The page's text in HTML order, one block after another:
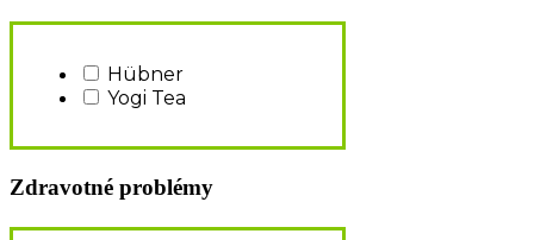
Hübner
Yogi Tea
Zdravotné problémy